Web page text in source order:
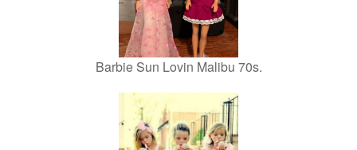
Barbie Sun Lovin Malibu 70s.